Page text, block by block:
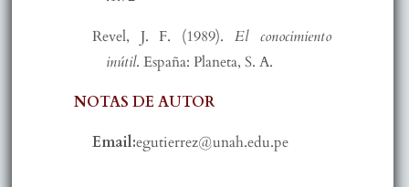
Revel, J. F. (1989). El conocimiento
inútil. España: Planeta, S. A.
NOTAS DE AUTOR
Email:egutierrez@unah.edu.pe